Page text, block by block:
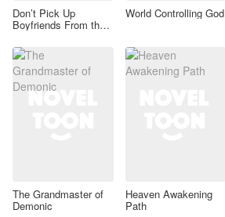
Don’t Pick Up
Boyfriends From the
World Controlling God
The Grandmaster of
Demonic
Heaven Awakening
Path